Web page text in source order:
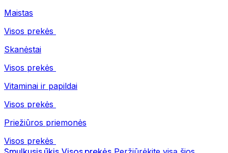
Maistas
Visos prekės
Skanėstai
Visos prekės
Vitaminai ir papildai
Visos prekės
Priežiūros priemonės
Visos prekės